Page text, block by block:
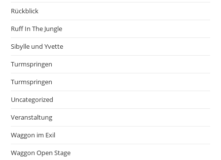
Rückblick
Ruff In The Jungle
Sibylle und Yvette
Turmspringen
Turmspringen
Uncategorized
Veranstaltung
Waggon im Exil
Waggon Open Stage